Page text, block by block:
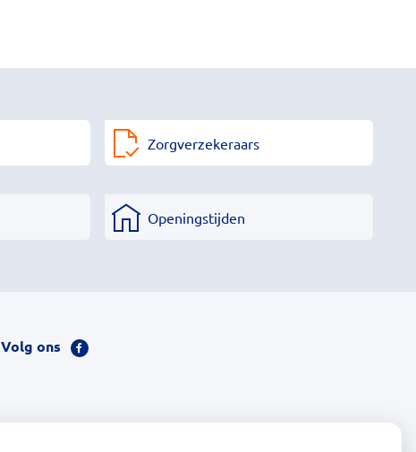
Zorgverzekeraars
Openingstijden
Volg ons
Bezoek